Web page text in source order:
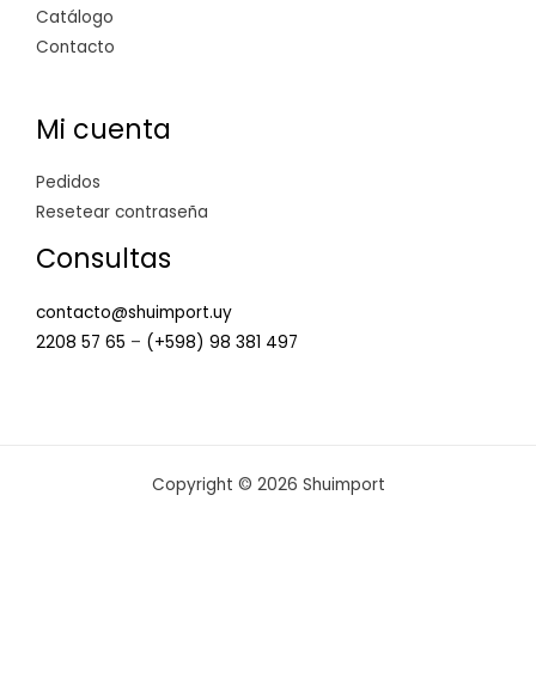
Catálogo
Contacto
Mi cuenta
Pedidos
Resetear contraseña
Consultas
contacto@shuimport.uy
2208 57 65 – (+598) 98 381 497
Copyright © 2026 Shuimport